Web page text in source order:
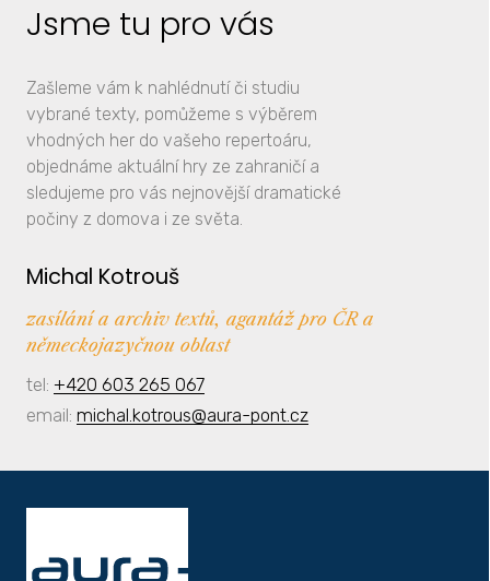
Jsme tu pro vás
Zašleme vám k nahlédnutí či studiu
vybrané texty, pomůžeme s výběrem
vhodných her do vašeho repertoáru,
objednáme aktuální hry ze zahraničí a
sledujeme pro vás nejnovější dramatické
počiny z domova i ze světa.
Michal Kotrouš
zasílání a archiv textů, agantáž pro ČR a
německojazyčnou oblast
tel: +420 603 265 067
email: michal.kotrous@aura-pont.cz